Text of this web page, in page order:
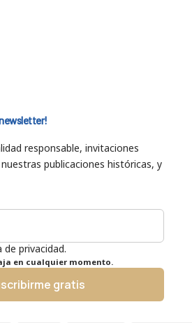
responsable, invitaciones
publicaciones históricas, y
privacidad.
en cualquier momento.
gratis